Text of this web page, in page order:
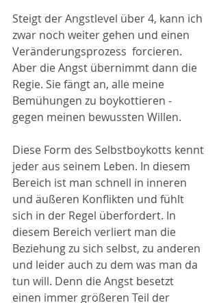
Steigt der Angstlevel über 4, kann ich
zwar noch weiter gehen und einen
Veränderungsprozess  forcieren.
Aber die Angst übernimmt dann die
Regie. Sie fängt an, alle meine
Bemühungen zu boykottieren -
gegen meinen bewussten Willen.
Diese Form des Selbstboykotts kennt
jeder aus seinem Leben. In diesem
Bereich ist man schnell in inneren
und äußeren Konflikten und fühlt
sich in der Regel überfordert. In
diesem Bereich verliert man die
Beziehung zu sich selbst, zu anderen
und leider auch zu dem was man da
tun will. Denn die Angst besetzt
einen immer größeren Teil der